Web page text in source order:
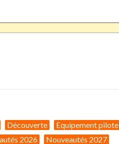
Découverte
Equipement pilote
2026 Nouveautés 2027